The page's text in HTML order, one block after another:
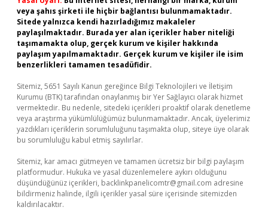
veya şahıs şirketi ile hiçbir bağlantısı bulunmamaktadır.
Sitede yalnızca kendi hazırladığımız makaleler
paylaşılmaktadır. Burada yer alan içerikler haber niteliği
taşımamakta olup, gerçek kurum ve kişiler hakkında
paylaşım yapılmamaktadır. Gerçek kurum ve kişiler ile isim
benzerlikleri tamamen tesadüfidir.
Sitemiz, 5651 Sayılı Kanun gereğince Bilgi Teknolojileri ve İletişim
Kurumu (BTK) tarafından onaylanmış bir Yer Sağlayıcı olarak hizmet
vermektedir. Bu nedenle, sitedeki içerikleri proaktif olarak denetleme
veya araştırma yükümlülüğümüz bulunmamaktadır. Ancak, üyelerimiz
yazdıkları içeriklerin sorumluluğunu taşımakta olup, siteye üye olarak
bu sorumluluğu kabul etmiş sayılırlar.
Sitemiz, kar amacı gütmeyen ve tamamen ücretsiz bir bilgi paylaşım
platformudur. Hukuka ve yasal düzenlemelere aykırı olduğunu
düşündüğünüz içerikleri, backlinkpanelicomtr@gmail.com adresine
bildirmeniz halinde, ilgili içerikler yasal süre içerisinde sitemizden
kaldırılacaktır.